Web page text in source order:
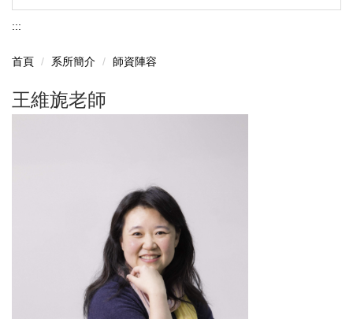
:::
首頁 系所簡介 師資陣容
王維旎老師